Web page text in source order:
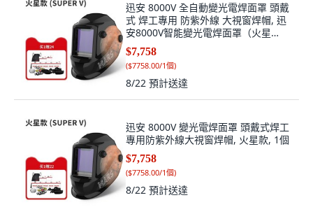
迅安 8000V 全自動變光電焊面罩 頭戴
式 焊工專用 防紫外線 大視窗焊帽, 迅
安8000V智能變光電焊面罩（火星
款）, 1個
$7,758
($7758.00/1個)
8/22 預計送達
迅安 8000V 變光電焊面罩 頭戴式焊工
專用防紫外線大視窗焊帽, 火星款, 1個
$7,758
($7758.00/1個)
8/22 預計送達